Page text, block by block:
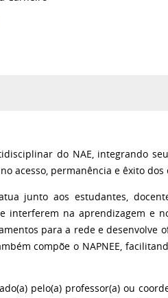
do NAE, integrando
acesso, permanência e êxito dos
junto aos estudantes,
interferem na aprendizagem e
para a rede e desenvolve
compõe o NAPNEE,
pelo(a) professor(a) ou